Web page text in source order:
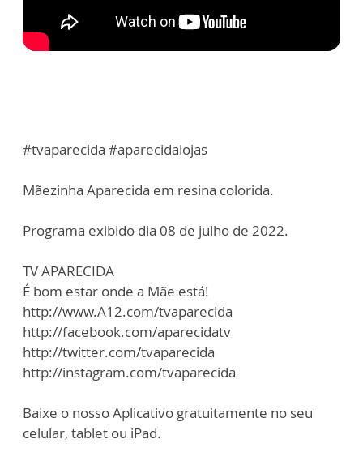
#tvaparecida #aparecidalojas
Mãezinha Aparecida em resina colorida.
Programa exibido dia 08 de julho de 2022.
TV APARECIDA
É bom estar onde a Mãe está!
http://www.A12.com/tvaparecida
http://facebook.com/aparecidatv
http://twitter.com/tvaparecida
http://instagram.com/tvaparecida
Baixe o nosso Aplicativo gratuitamente no seu
celular, tablet ou iPad.